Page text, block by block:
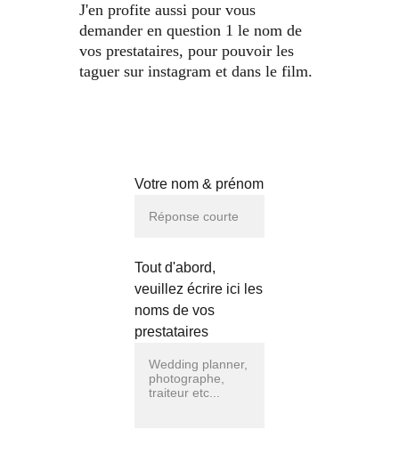
J'en profite aussi pour vous
demander en question 1 le nom de
vos prestataires, pour pouvoir les
taguer sur instagram et dans le film.
Votre nom & prénom
Tout d'abord,
veuillez écrire ici les
noms de vos
prestataires